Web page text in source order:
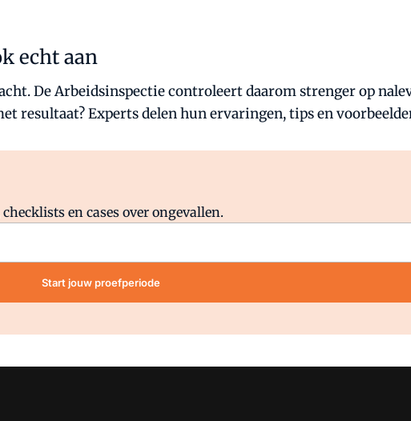
echt aan
De Arbeidsinspectie controleert daarom strenger op
resultaat? Experts delen hun ervaringen, tips en
en cases over ongevallen.
Start jouw proefperiode